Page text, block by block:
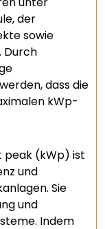
der
sowie
Durch
dass die
kWp-
peak (kWp) ist
und
Sie
und
Indem